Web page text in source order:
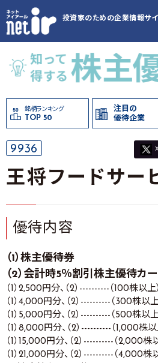
投資家のための企業情報サイ
銘柄ランキング
TOP 50
注目の
優待企業
9936
王将フードサー
優待内容
（1）株主優待券
（2）会計時5％割引株主優待カー
（1）2,500円分、（2）----------（100株以上）
（1）4,000円分、（2）----------（300株以上
（1）5,000円分、（2）----------（500株以上
（1）8,000円分、（2）----------（1,000株以
（1）15,000円分、（2）----------（2,000株
（1）21,000円分、（2）----------（4,000株